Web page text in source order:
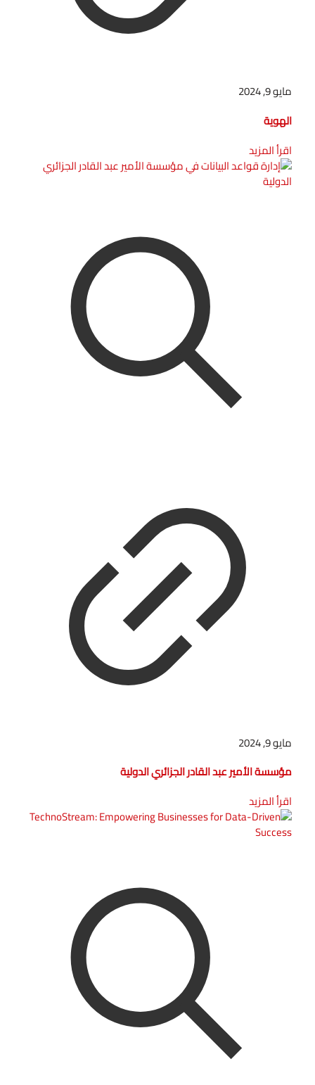
مايو 9, 2024
الهوية
اقرأ المزيد
مايو 9, 2024
مؤسسة الأمير عبد القادر الجزائري الدولية
اقرأ المزيد